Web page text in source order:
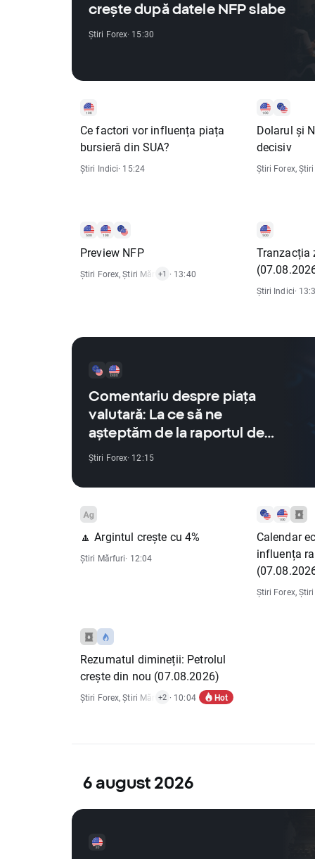
crește după datele NFP slabe
Știri Forex· 15:30
Ce factori vor influența piața
bursieră din SUA?
Știri Indici· 15:24
Dolarul și
decisiv
Știri Forex,
Preview NFP
Știri Forex,Știri Mărfuri , Știri Indici
+1 · 13:40
Tranzacția
Știri Indici·
Comentariu despre piața
valutară: La ce să ne
așteptăm de la raportul de
astăzi privind piața muncii
Știri Forex· 12:15
🔼 Argintul crește cu 4%
Știri Mărfuri· 12:04
Calendar
influența
Știri Forex,
Rezumatul dimineții: Petrolul
crește din nou (07.08.2026)
Știri Forex,Știri Mărfuri , Știri Indici,Rapoarte Economice
+2 · 10:04 Hot
6 august 2026